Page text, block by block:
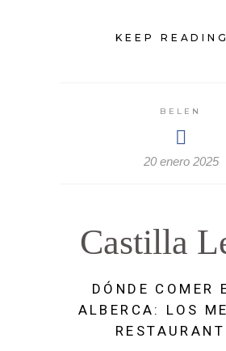
KEEP
BELEN
20 enero 2025
Castilla
DÓNDE COMER
ALBERCA: LOS